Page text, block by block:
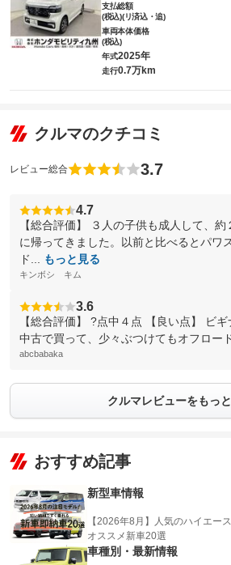
支払総額
(税込)(リ済込・追)
車両本体価格
(税込)
年式2025年
走行0.7万km
クルマのクチコミ
レビュー総合 3.7
4.7
【総合評価】 ３人の子供も成人して、
に帰ってきました。以前と比べるとパワ
ド...
もっと見る
キンボシ キム
3.6
【総合評価】 ?点中４点 【良い点】 ビ
中古で買って、少々ぶつけてもオフロー
abcbabaka
クルマレビューをもっ
おすすめ記事
新型車情報
【2026年8月】人気のハイエー
オススメ新車20選
車種別・最新情報